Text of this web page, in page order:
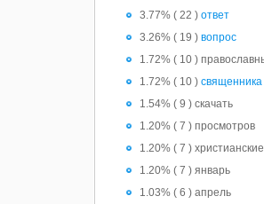
3.77% ( 22 )ответ
3.26% ( 19 )вопрос
1.72% ( 10 )
1.72% ( 10 )священника
1.54% ( 9 ) скачать
1.20% ( 7 ) просмотров
1.20% ( 7 ) христианские
1.20% ( 7 ) январь
1.03% ( 6 ) апрель